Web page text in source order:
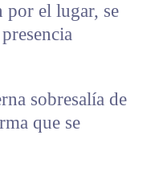
por el lugar, se
sobresalía de
que se